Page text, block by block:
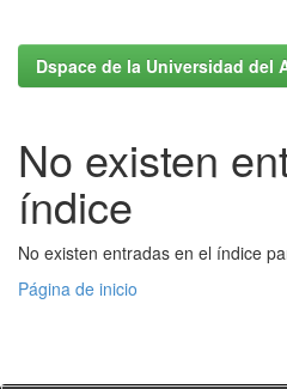
Dspace de la Universidad del
No existen
índice
No existen entradas en el índice
Página de inicio